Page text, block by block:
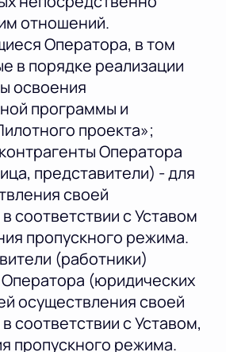
отношений.
Оператора, в том
в порядке реализации
освоения
программы и
проекта»;
Оператора
представители) - для
своей
соответствии с Уставом
пропускного режима.
(работники)
(юридических
осуществления своей
соответствии с Уставом,
пропускного режима.